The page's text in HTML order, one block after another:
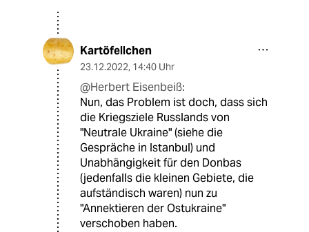
Kartöfellchen
23.12.2022, 14:40 Uhr
@Herbert Eisenbeiß:
Nun, das Problem ist doch, dass sich
die Kriegsziele Russlands von
"Neutrale Ukraine" (siehe die
Gespräche in Istanbul) und
Unabhängigkeit für den Donbas
(jedenfalls die kleinen Gebiete, die
aufständisch waren) nun zu
"Annektieren der Ostukraine"
verschoben haben.